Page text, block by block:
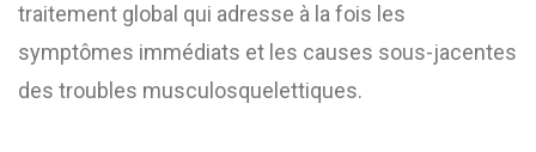
traitement global qui adresse à la fois les
symptômes immédiats et les causes sous-jacentes
des troubles musculosquelettiques.